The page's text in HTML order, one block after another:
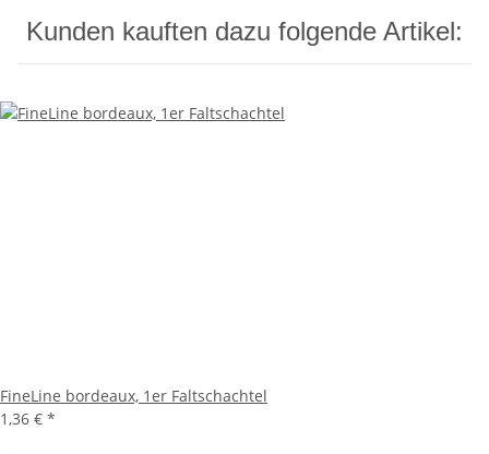
Kunden kauften dazu folgende Artikel:
FineLine bordeaux, 1er Faltschachtel
1,36 € *